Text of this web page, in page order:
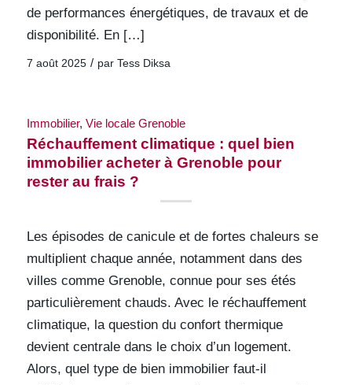
de performances énergétiques, de travaux et de
disponibilité. En […]
7 août 2025 / par Tess Diksa
Immobilier, Vie locale Grenoble
Réchauffement climatique : quel bien
immobilier acheter à Grenoble pour
rester au frais ?
Les épisodes de canicule et de fortes chaleurs se
multiplient chaque année, notamment dans des
villes comme Grenoble, connue pour ses étés
particulièrement chauds. Avec le réchauffement
climatique, la question du confort thermique
devient centrale dans le choix d’un logement.
Alors, quel type de bien immobilier faut-il